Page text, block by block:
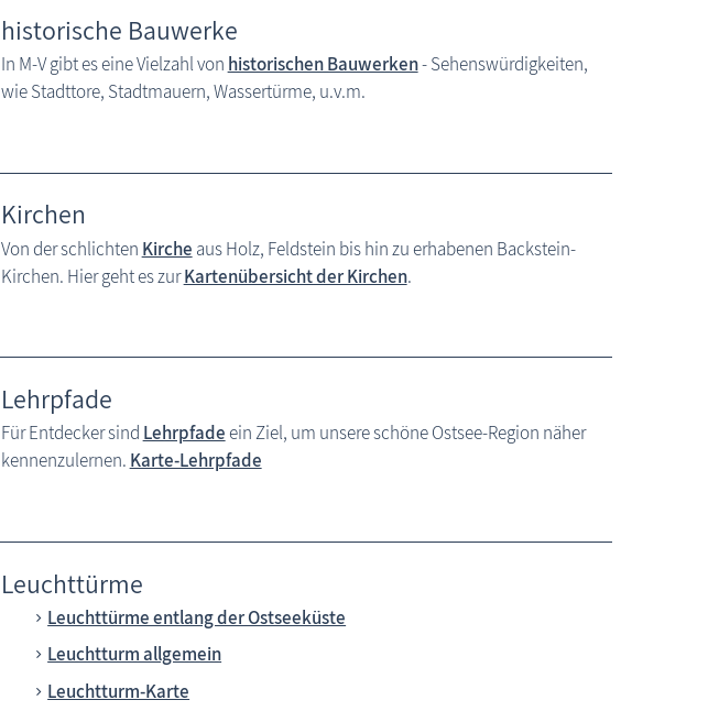
historische Bauwerke
In M-V gibt es eine Vielzahl von historischen Bauwerken- Sehenswürdigkeiten,
wie Stadttore, Stadtmauern, Wassertürme, u.v.m.
Kirchen
Von der schlichten Kirche aus Holz, Feldstein bis hin zu erhabenen Backstein-
Kirchen. Hier geht es zurKartenübersicht der Kirchen.
Lehrpfade
Für Entdecker sind Lehrpfadeein Ziel, um unsere schöne Ostsee-Region näher
kennenzulernen. Karte-Lehrpfade
Leuchttürme
Leuchttürme entlang der Ostseeküste
Leuchtturm allgemein
Leuchtturm-Karte